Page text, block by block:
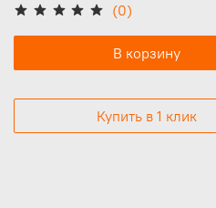
(0)
В корзину
Купить в 1 клик